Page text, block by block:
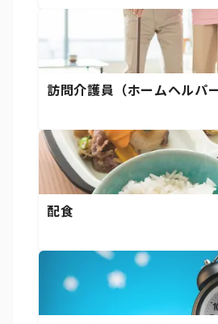
訪問介護員（ホームヘルパー
配食